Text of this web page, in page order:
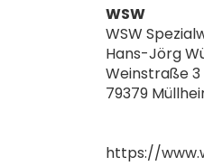
WSW
WSW
Hans-Jörg
Weinstraße 3
79379
https://